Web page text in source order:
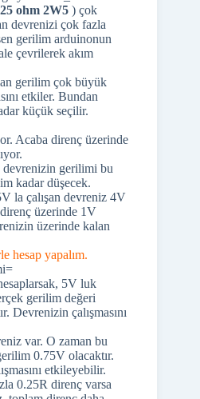
ohm 2W5 ) çok
devrenizi çok fazla
gerilim arduinonun
çevrilerek akım
gerilim çok büyük
etkiler. Bundan
küçük seçilir.
Acaba direnç üzerinde
gerilimi bu
kadar düşecek.
la çalışan devreniz 4V
direnç üzerinde 1V
üzerinde kalan
hesap yapalım.
5V luk
gerilim değeri
Devrenizin çalışmasını
var. O zaman bu
0.75V olacaktır.
etkileyebilir.
0.25R direnç varsa